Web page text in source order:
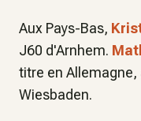
Aux Pays-Bas,
J60 d'Arnhem.
titre en
Wiesbaden.